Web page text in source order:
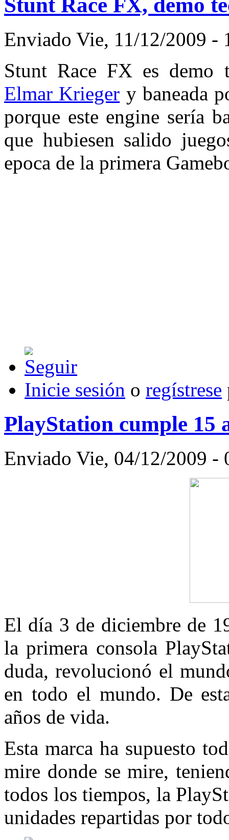
Enviado Vie, 11/12/2009 -
Stunt Race FX es demo
Elmar Krieger y baneada
porque este engine sería
que hubiesen salido
epoca de la primera
Inicie sesión o regístrese
PlayStation cumple 15
Enviado Vie, 04/12/2009 -
El día 3 de diciembre de
la primera consola
duda, revolucionó el
en todo el mundo. De
años de vida.
Esta marca ha supuesto
mire donde se mire,
todos los tiempos, la
unidades repartidas por